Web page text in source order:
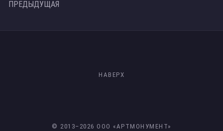
ПРЕДЫДУЩАЯ
НАВЕРХ
© 2013– 2026 ООО «АРТМОНУМЕНТ»